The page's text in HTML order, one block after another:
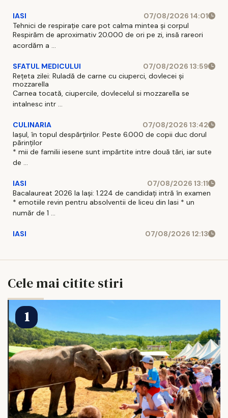
IASI
07/08/2026 14:01
Tehnici de respirație care pot calma mintea și corpul
Respirăm de aproximativ 20.000 de ori pe zi, insă rareori
acordăm a ...
SFATUL MEDICULUI
07/08/2026 13:59
Rețeta zilei: Ruladă de carne cu ciuperci, dovlecei și
mozzarella
Carnea tocată, ciupercile, dovlecelul si mozzarella se
intalnesc intr ...
CULINARIA
07/08/2026 13:42
Iașul, în topul despărțirilor. Peste 6.000 de copii duc dorul
părinților
* mii de familii iesene sunt impărtite intre două tări, iar sute
de ...
IASI
07/08/2026 13:11
Bacalaureat 2026 la Iași: 1.224 de candidați intră în examen
* emotiile revin pentru absolventii de liceu din Iasi * un
număr de 1 ...
IASI 07/08/2026 12:13
Cele mai citite stiri